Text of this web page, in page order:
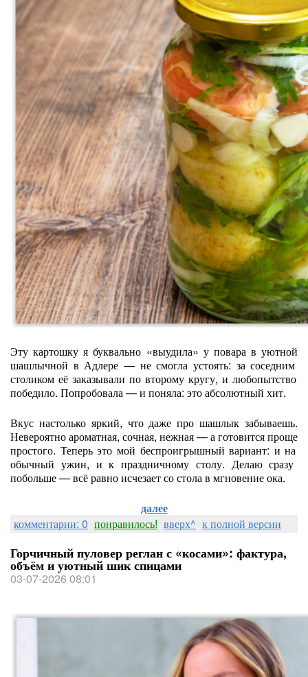
Эту картошку я буквально «выудила» уповарав уютной
шашлычной в Адлере — несмогла устоять: засоседним
столиком её заказывали по второму кругу, и любопытство
победило. Попробовала— и поняла: этоабсолютный хит.
Вкус настолькояркий, чтодаже про шашлык забываешь.
Невероятноароматная, сочная, нежная— аготовитсяпроще
простого. Теперьэто мой беспроигрышный вариант: и на
обычный ужин, и к праздничному столу. Делаюсразу
побольше— всёравноисчезаетсостолав мгновениеока.
далее
комментарии: 0 понравилось! вверх^ к полной версии
Горчичный пуловер реглан с «косами»: фактура,
объём и уютный шик спицами
03-07-2026 08:01